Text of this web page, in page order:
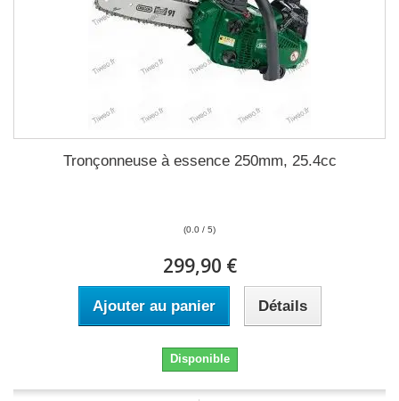
Tronçonneuse à essence 250mm, 25.4cc
(0.0 / 5)
299,90 €
Ajouter au panier Détails
Disponible